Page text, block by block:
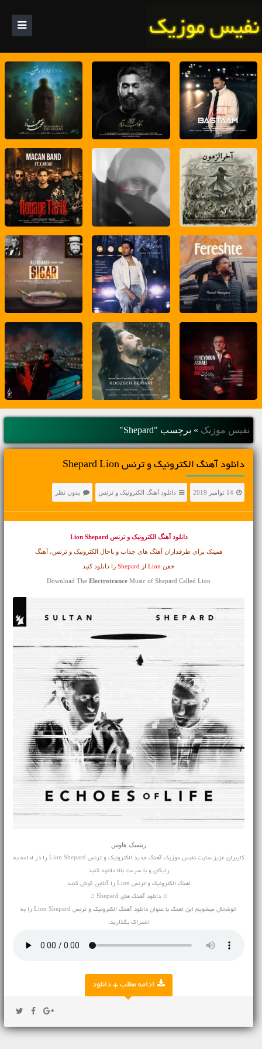
نفیس موزیک » برچسب "Shepard"
دانلود آهنگ الکترونیک و ترنس Shepard Lion
14 نوامبر 2019 دانلود آهنگ الکترونیک و ترنس بدون نظر
دانلود آهنگ الکترونیک و ترنس
همینک برای طرفداران آهنگ های جذاب و باحال الکترونیک و ترنس، آهنگ
خفن Lionاز Shepardرا دانلود کنید
Download TheElectrotranceMusic of Shepard Called Lion
ریتمیک هاوس
کاربران عزیز سایت نفیس موزیک آهنگ جدید
الکترونیک و ترنس Lion Shepard را در ادامه به
رایگان و با سرعت بالا دانلود کنید
اهنگ الکترونیک و ترنس Lion را آنلاین گوش کنید
♫ دانلود آهنگ های Shepard ♫
خوشحال میشویم این اهنگ با عنوان دانلود آهنگ الکترونیک و ترنس Lion Shepard را به
اشتراک بگذارید.
ادامه مطلب + دانلود